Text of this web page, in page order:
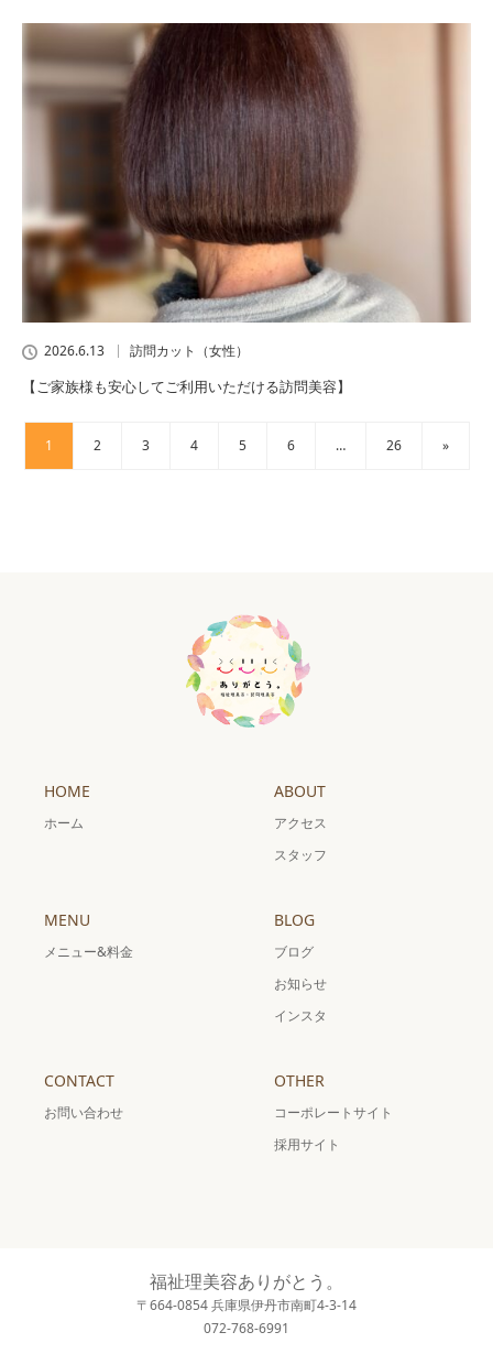
2026.6.13 訪問カット（女性）
【ご家族様も安心してご利用いただける訪問美容】
1 2 3 4 5 6 … 26 »
HOME
ホーム
ABOUT
アクセス
スタッフ
MENU
メニュー&料金
BLOG
ブログ
お知らせ
インスタ
CONTACT
お問い合わせ
OTHER
コーポレートサイト
採用サイト
福祉理美容ありがとう。
〒664-0854 兵庫県伊丹市南町4-3-14
072-768-6991